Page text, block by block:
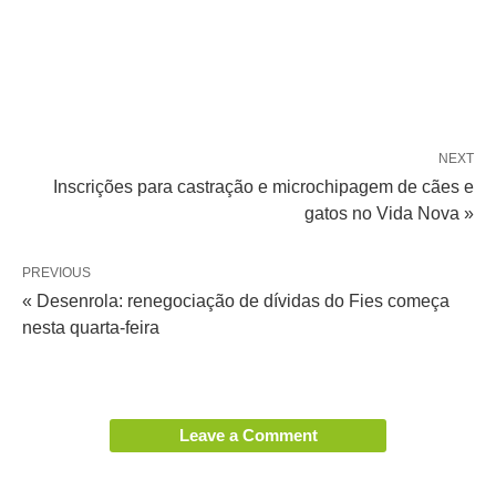
NEXT
Inscrições para castração e microchipagem de cães e
gatos no Vida Nova »
PREVIOUS
« Desenrola: renegociação de dívidas do Fies começa
nesta quarta-feira
Leave a Comment